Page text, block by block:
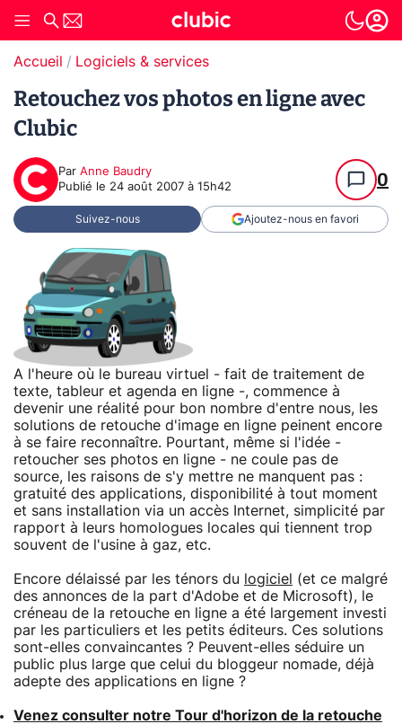
Accueil Logiciels & services
Retouchez vos photos en ligne avec
Clubic
Par Anne Baudry
Publié le 24 août 2007 à 15h42 0
Suivez-nous Ajoutez-nous en favori
A l'heure où le bureau virtuel - fait de traitement de
texte, tableur et agenda en ligne -, commence à
devenir une réalité pour bon nombre d'entre nous, les
solutions de retouche d'image en ligne peinent encore
à se faire reconnaître. Pourtant, même si l'idée -
retoucher ses photos en ligne - ne coule pas de
source, les raisons de s'y mettre ne manquent pas :
gratuité des applications, disponibilité à tout moment
et sans installation via un accès Internet, simplicité par
rapport à leurs homologues locales qui tiennent trop
souvent de l'usine à gaz, etc.
Encore délaissé par les ténors du logiciel
(et ce malgré
des annonces de la part d'Adobe et de Microsoft), le
créneau de la retouche en ligne a été largement investi
par les particuliers et les petits éditeurs. Ces solutions
sont-elles convaincantes ? Peuvent-elles séduire un
public plus large que celui du bloggeur nomade, déjà
adepte des applications en ligne ?
Venez consulter notre Tour d'horizon de la retouche